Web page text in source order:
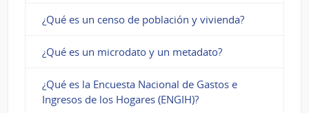
¿Qué es un censo de población y vivienda?
¿Qué es un microdato y un metadato?
¿Qué es la Encuesta Nacional de Gastos e
Ingresos de los Hogares (ENGIH)?